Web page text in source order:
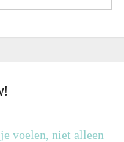
voelen, niet alleen